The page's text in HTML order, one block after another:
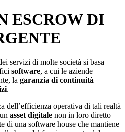
ESCROW DI
servizi di molte società si basa
software, a cui le aziende
la garanzia di continuità
.
dell’efficienza operativa di tali realtà
asset digitale non in loro diretto
di una software house che mantiene